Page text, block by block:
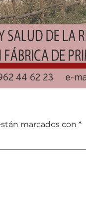
marcados con *